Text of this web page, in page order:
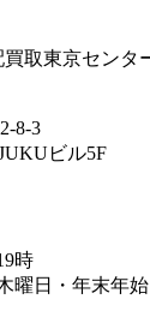
8-3
ビル5F
時
曜日・年末年始